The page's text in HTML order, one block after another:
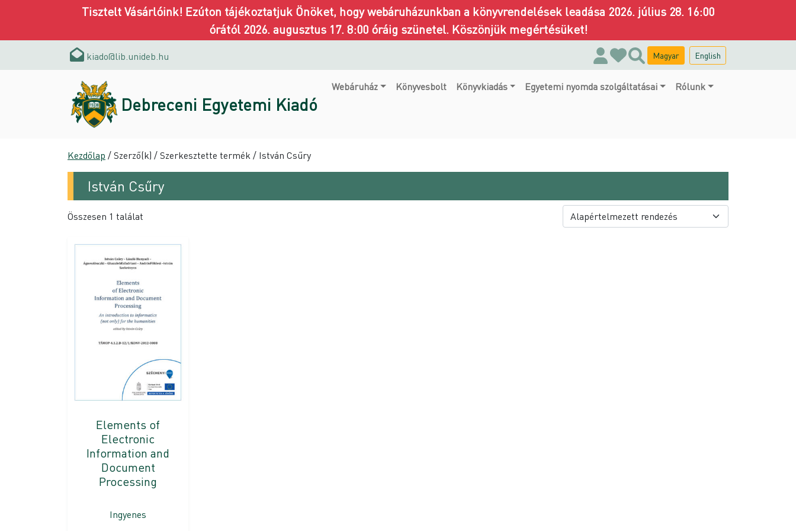
Tisztelt Vásárlóink! Ezúton tájékoztatjuk Önöket, hogy webáruházunkban a könyvrendelések leadása 2026. július 28. 16:00
órától 2026. augusztus 17. 8:00 óráig szünetel. Köszönjük megértésüket!
kiado@lib.unideb.hu Magyar English
Debreceni Egyetemi Kiadó
Webáruház Könyvesbolt Könyvkiadás Egyetemi nyomda szolgáltatásai Rólunk
Kezdőlap / Szerző(k) / Szerkesztette termék / István Csűry
István Csűry
Összesen 1 találat
Elements of
Electronic
Information and
Document
Processing
Ingyenes